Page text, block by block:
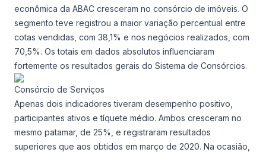
econômica da ABAC cresceram no consórcio de imóveis. O
segmento teve registrou a maior variação percentual entre
cotas vendidas, com 38,1% e nos negócios realizados, com
70,5%. Os totais em dados absolutos influenciaram
fortemente os resultados gerais do Sistema de Consórcios.
Consórcio de Serviços
Apenas dois indicadores tiveram desempenho positivo,
participantes ativos e tíquete médio. Ambos cresceram no
mesmo patamar, de 25%, e registraram resultados
superiores que aos obtidos em março de 2020. Na ocasião,